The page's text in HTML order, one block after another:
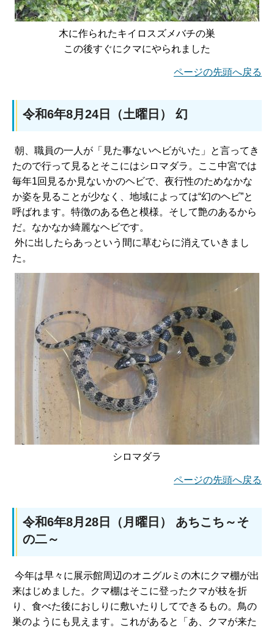
木に作られたキイロスズメバチの巣
この後すぐにクマにやられました
ページの先頭へ戻る
令和6年8月24日（土曜日） 幻
朝、職員の一人が「見た事ないヘビがいた」と言ってき
たので行って見るとそこにはシロマダラ。ここ中宮では
毎年1回見るか見ないかのヘビで、夜行性のためなかな
か姿を見ることが少なく、地域によっては“幻のヘビ”と
呼ばれます。特徴のある色と模様。そして艶のあるから
だ。なかなか綺麗なヘビです。
外に出したらあっという間に草むらに消えていきまし
た。
シロマダラ
ページの先頭へ戻る
令和6年8月28日（月曜日） あちこち～そ
の二～
今年は早々に展示館周辺のオニグルミの木にクマ棚が出
来はじめました。クマ棚はそこに登ったクマが枝を折
り、食べた後におしりに敷いたりしてできるもの。鳥の
巣のようにも見えます。これがあると「あ、クマが来た